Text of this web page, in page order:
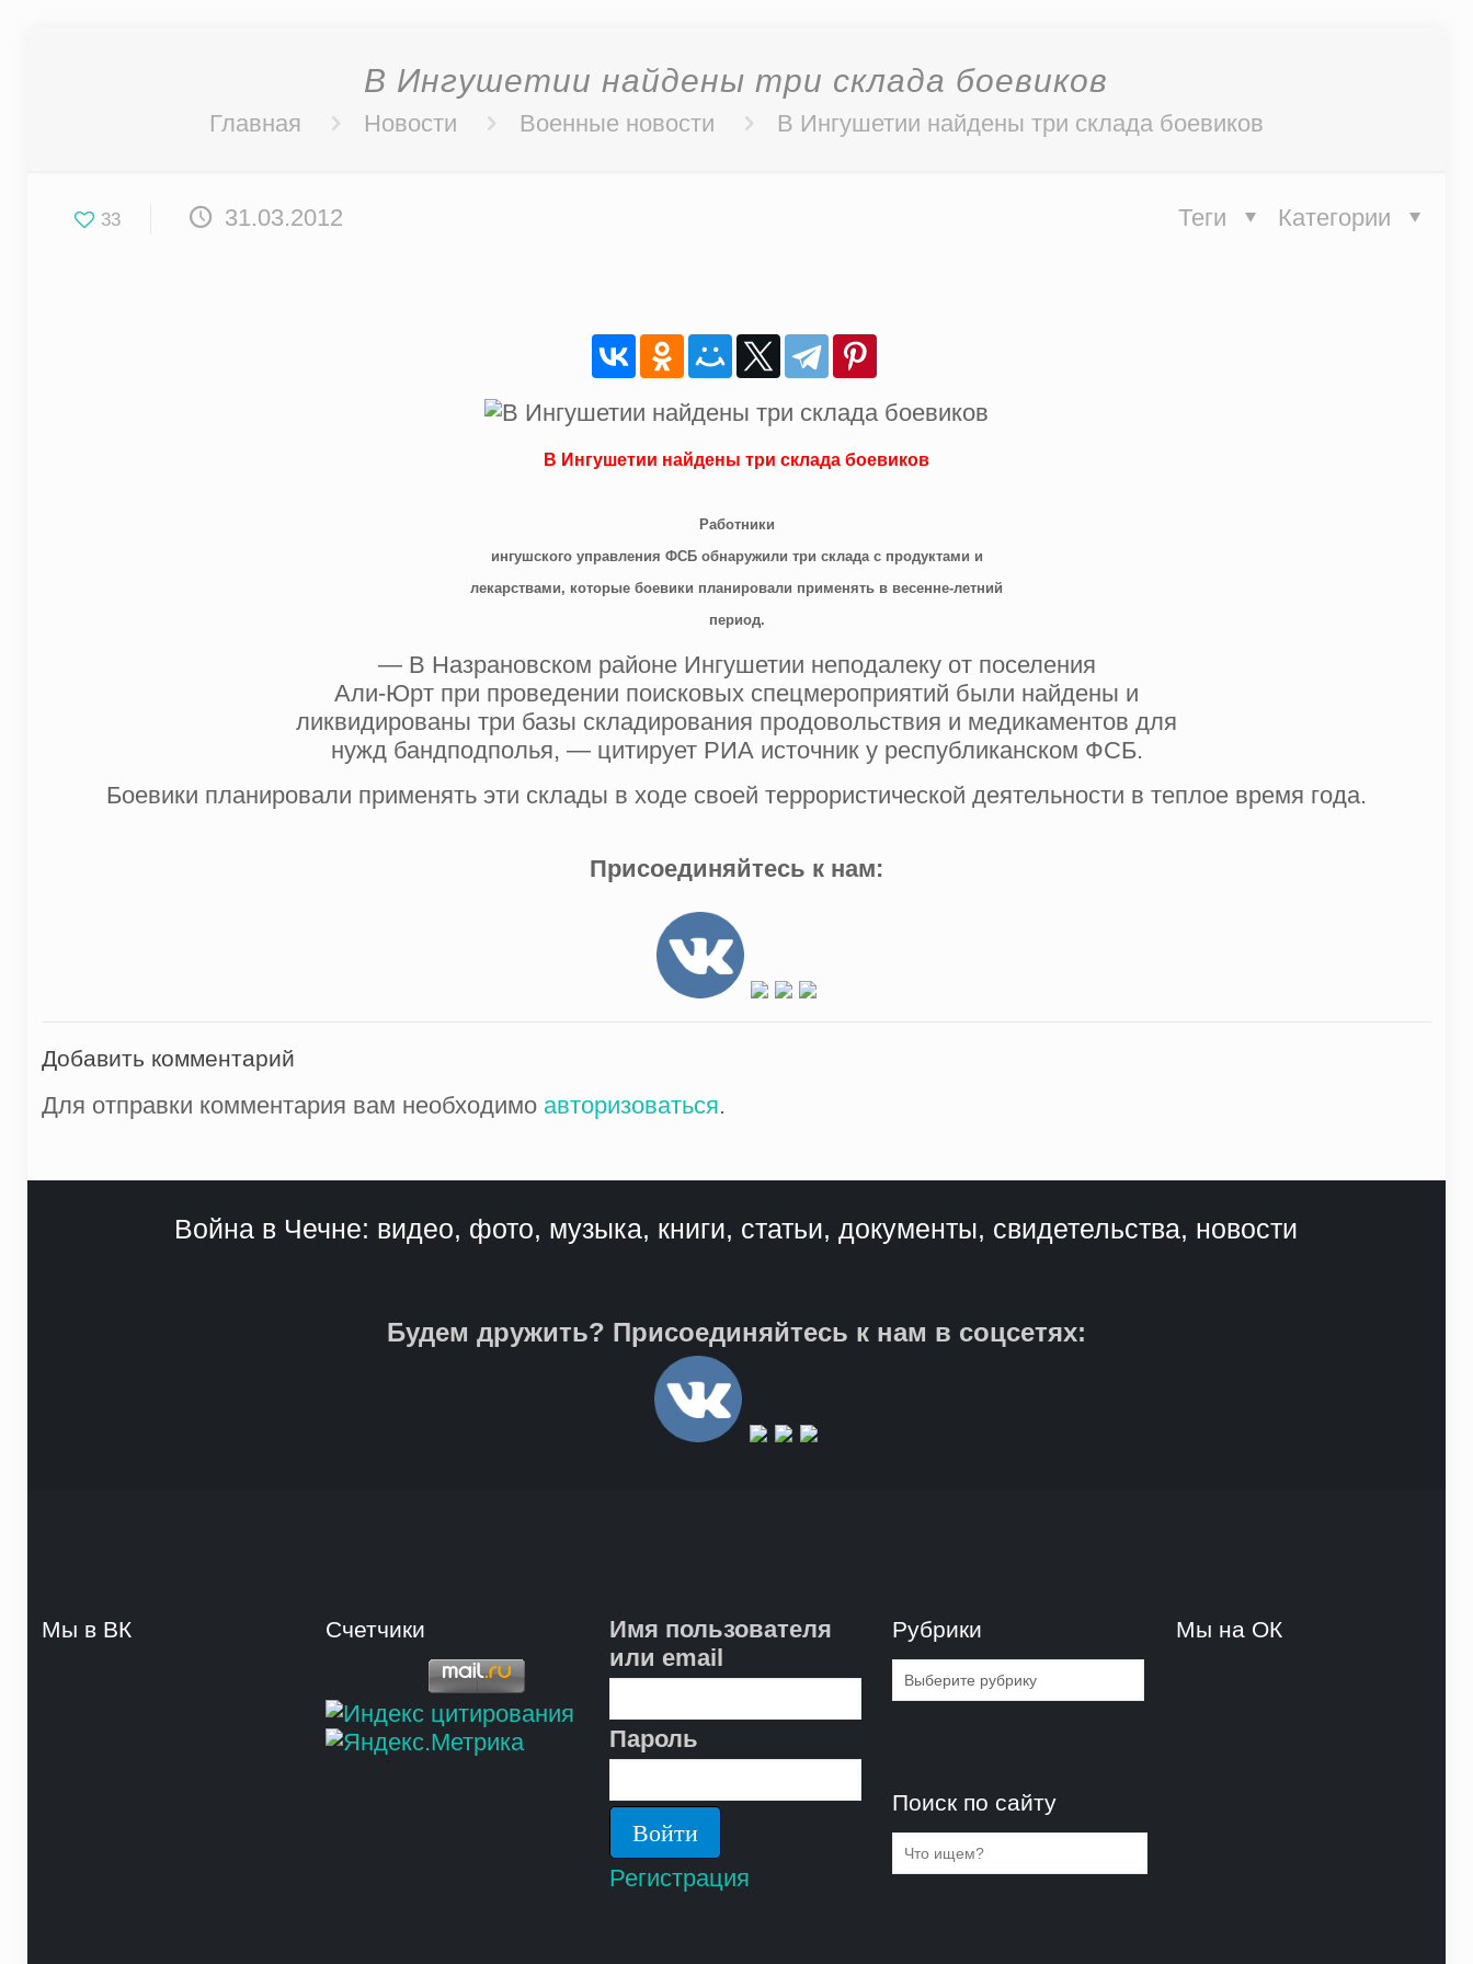
В Ингушетии найдены три склада боевиков
Главная Новости Военные новости В Ингушетии найдены три склада боевиков
33 31.03.2012 Категории
Теги
В Ингушетии найдены три склада боевиков
Работники
ингушского управления ФСБ обнаружили три склада с продуктами и
лекарствами, которые боевики планировали применять в весенне-летний
период.
— В Назрановском районе Ингушетии неподалеку от поселения
Али-Юрт при проведении поисковых спецмероприятий были найдены и
ликвидированы три базы складирования продовольствия и медикаментов для
нужд бандподполья, — цитирует РИА источник у республиканском ФСБ.
Боевики планировали применять эти склады в ходе своей террористической деятельности в теплое время года.
Присоединяйтесь к нам:
Добавить комментарий
Для отправки комментария вам необходимо авторизоваться.
Война в Чечне: видео, фото, музыка, книги, статьи, документы, свидетельства, новости
Будем дружить? Присоединяйтесь к нам в соцсетях:
Мы в ВК Счетчики
Имя пользователя
или email
Пароль
Регистрация
Рубрики
Рубрики
Поиск по сайту
Мы на ОК